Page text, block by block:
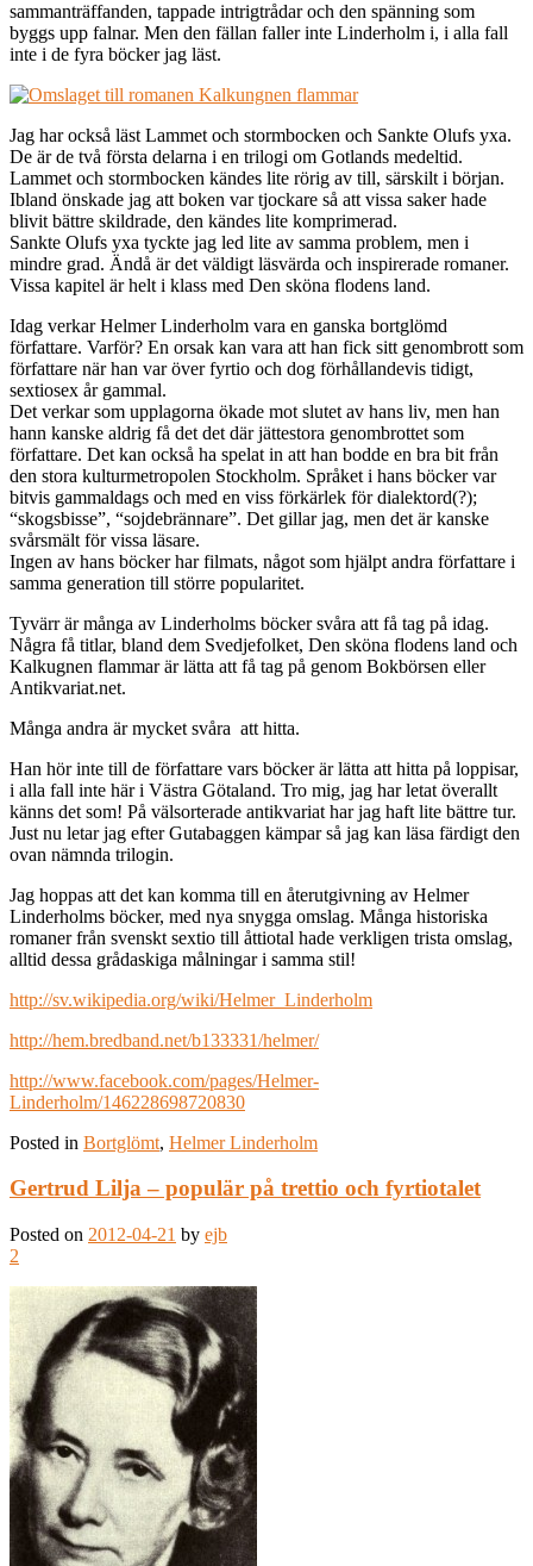
sammanträffanden, tappade intrigtrådar och den spänning som
byggs upp falnar. Men den fällan faller inte Linderholm i, i alla fall
inte i de fyra böcker jag läst.
Jag har också läst Lammet och stormbocken och Sankte Olufs yxa.
De är de två första delarna i en trilogi om Gotlands medeltid.
Lammet och stormbocken kändes lite rörig av till, särskilt i början.
Ibland önskade jag att boken var tjockare så att vissa saker hade
blivit bättre skildrade, den kändes lite komprimerad.
Sankte Olufs yxa tyckte jag led lite av samma problem, men i
mindre grad. Ändå är det väldigt läsvärda och inspirerade romaner.
Vissa kapitel är helt i klass med Den sköna flodens land.
Idag verkar Helmer Linderholm vara en ganska bortglömd
författare. Varför? En orsak kan vara att han fick sitt genombrott som
författare när han var över fyrtio och dog förhållandevis tidigt,
sextiosex år gammal.
Det verkar som upplagorna ökade mot slutet av hans liv, men han
hann kanske aldrig få det det där jättestora genombrottet som
författare. Det kan också ha spelat in att han bodde en bra bit från
den stora kulturmetropolen Stockholm. Språket i hans böcker var
bitvis gammaldags och med en viss förkärlek för dialektord(?);
“skogsbisse”, “sojdebrännare”. Det gillar jag, men det är kanske
svårsmält för vissa läsare.
Ingen av hans böcker har filmats, något som hjälpt andra författare i
samma generation till större popularitet.
Tyvärr är många av Linderholms böcker svåra att få tag på idag.
Några få titlar, bland dem Svedjefolket, Den sköna flodens land och
Kalkugnen flammar är lätta att få tag på genom Bokbörsen eller
Antikvariat.net.
Många andra är mycket svåra att hitta.
Han hör inte till de författare vars böcker är lätta att hitta på loppisar,
i alla fall inte här i Västra Götaland. Tro mig, jag har letat överallt
känns det som! På välsorterade antikvariat har jag haft lite bättre tur.
Just nu letar jag efter Gutabaggen kämpar så jag kan läsa färdigt den
ovan nämnda trilogin.
Jag hoppas att det kan komma till en återutgivning av Helmer
Linderholms böcker, med nya snygga omslag. Många historiska
romaner från svenskt sextio till åttiotal hade verkligen trista omslag,
alltid dessa grådaskiga målningar i samma stil!
http://sv.wikipedia.org/wiki/Helmer_Linderholm
http://hem.bredband.net/b133331/helmer/
http://www.facebook.com/pages/Helmer-
Linderholm/146228698720830
Posted in Bortglömt, Helmer Linderholm
Gertrud Lilja – populär på trettio och fyrtiotalet
Posted on 2012-04-21 by ejb
2